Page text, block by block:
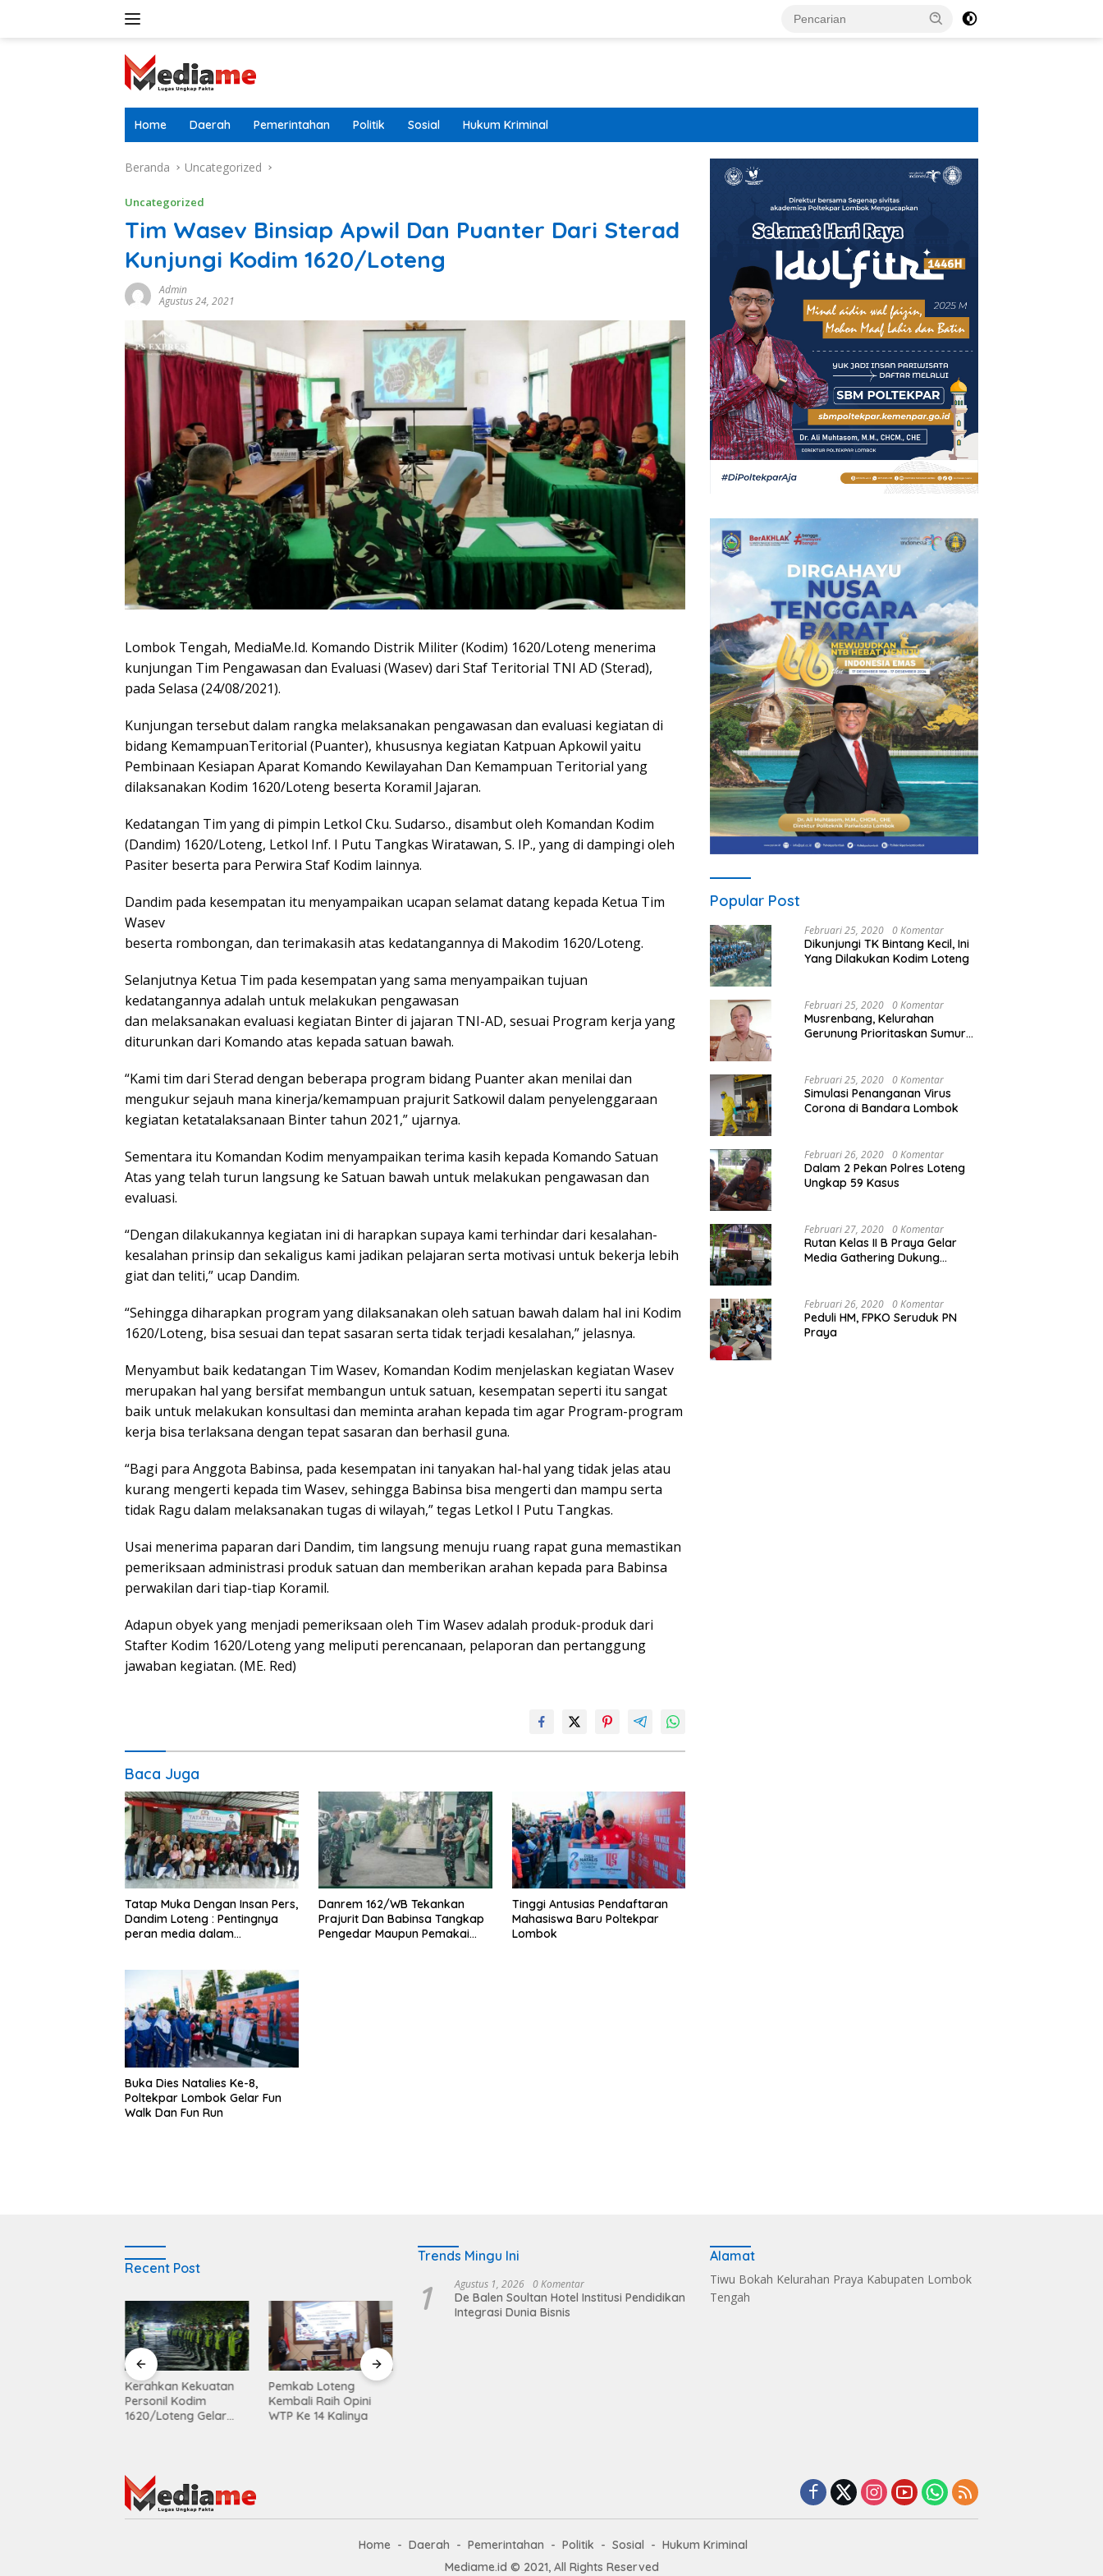
Home Daerah Pemerintahan Politik Sosial Hukum Kriminal
Beranda Uncategorized
Uncategorized
Tim Wasev Binsiap Apwil Dan Puanter Dari Sterad
Kunjungi Kodim 1620/Loteng
Admin
Agustus 24, 2021
Lombok Tengah, MediaMe.Id. Komando Distrik Militer (Kodim) 1620/Loteng menerima
kunjungan Tim Pengawasan dan Evaluasi (Wasev) dari Staf Teritorial TNI AD (Sterad),
pada Selasa (24/08/2021).
Kunjungan tersebut dalam rangka melaksanakan pengawasan dan evaluasi kegiatan di
bidang KemampuanTeritorial (Puanter), khususnya kegiatan Katpuan Apkowil yaitu
Pembinaan Kesiapan Aparat Komando Kewilayahan Dan Kemampuan Teritorial yang
dilaksanakan Kodim 1620/Loteng beserta Koramil Jajaran.
Kedatangan Tim yang di pimpin Letkol Cku. Sudarso., disambut oleh Komandan Kodim
(Dandim) 1620/Loteng, Letkol Inf. I Putu Tangkas Wiratawan, S. IP., yang di dampingi oleh
Pasiter beserta para Perwira Staf Kodim lainnya.
Dandim pada kesempatan itu menyampaikan ucapan selamat datang kepada Ketua Tim
Wasev
beserta rombongan, dan terimakasih atas kedatangannya di Makodim 1620/Loteng.
Selanjutnya Ketua Tim pada kesempatan yang sama menyampaikan tujuan
kedatangannya adalah untuk melakukan pengawasan
dan melaksanakan evaluasi kegiatan Binter di jajaran TNI-AD, sesuai Program kerja yang
diturunkan dari Komando atas kepada satuan bawah.
“Kami tim dari Sterad dengan beberapa program bidang Puanter akan menilai dan
mengukur sejauh mana kinerja/kemampuan prajurit Satkowil dalam penyelenggaraan
kegiatan ketatalaksanaan Binter tahun 2021,” ujarnya.
Sementara itu Komandan Kodim menyampaikan terima kasih kepada Komando Satuan
Atas yang telah turun langsung ke Satuan bawah untuk melakukan pengawasan dan
evaluasi.
“Dengan dilakukannya kegiatan ini di harapkan supaya kami terhindar dari kesalahan-
kesalahan prinsip dan sekaligus kami jadikan pelajaran serta motivasi untuk bekerja lebih
giat dan teliti,” ucap Dandim.
“Sehingga diharapkan program yang dilaksanakan oleh satuan bawah dalam hal ini Kodim
1620/Loteng, bisa sesuai dan tepat sasaran serta tidak terjadi kesalahan,” jelasnya.
Menyambut baik kedatangan Tim Wasev, Komandan Kodim menjelaskan kegiatan Wasev
merupakan hal yang bersifat membangun untuk satuan, kesempatan seperti itu sangat
baik untuk melakukan konsultasi dan meminta arahan kepada tim agar Program-program
kerja bisa terlaksana dengan tepat sasaran dan berhasil guna.
“Bagi para Anggota Babinsa, pada kesempatan ini tanyakan hal-hal yang tidak jelas atau
kurang mengerti kepada tim Wasev, sehingga Babinsa bisa mengerti dan mampu serta
tidak Ragu dalam melaksanakan tugas di wilayah,” tegas Letkol I Putu Tangkas.
Usai menerima paparan dari Dandim, tim langsung menuju ruang rapat guna memastikan
pemeriksaan administrasi produk satuan dan memberikan arahan kepada para Babinsa
perwakilan dari tiap-tiap Koramil.
Adapun obyek yang menjadi pemeriksaan oleh Tim Wasev adalah produk-produk dari
Stafter Kodim 1620/Loteng yang meliputi perencanaan, pelaporan dan pertanggung
jawaban kegiatan. (ME. Red)
Baca Juga
Tatap Muka Dengan Insan Pers,
Dandim Loteng : Pentingnya
peran media dalam
Danrem 162/WB Tekankan
Prajurit Dan Babinsa Tangkap
Pengedar Maupun Pemakai
Tinggi Antusias Pendaftaran
Mahasiswa Baru Poltekpar
Lombok
Buka Dies Natalies Ke-8,
Poltekpar Lombok Gelar Fun
Walk Dan Fun Run
Popular Post
Februari 25, 2020 0 Komentar
Dikunjungi TK Bintang Kecil, Ini
Yang Dilakukan Kodim Loteng
Februari 25, 2020 0 Komentar
Musrenbang, Kelurahan
Gerunung Prioritaskan Sumur
Februari 25, 2020 0 Komentar
Simulasi Penanganan Virus
Corona di Bandara Lombok
Februari 26, 2020 0 Komentar
Dalam 2 Pekan Polres Loteng
Ungkap 59 Kasus
Februari 27, 2020 0 Komentar
Rutan Kelas II B Praya Gelar
Media Gathering Dukung
Februari 26, 2020 0 Komentar
Peduli HM, FPKO Seruduk PN
Praya
Recent Post
Kerahkan Kekuatan
Personil Kodim
1620/Loteng Gelar
Pemkab Loteng
Kembali Raih Opini
WTP Ke 14 Kalinya
Trends Mingu Ini
1 Agustus 1, 2026 0 Komentar
De Balen Soultan Hotel Institusi Pendidikan
Integrasi Dunia Bisnis
Alamat
Tiwu Bokah Kelurahan Praya Kabupaten Lombok
Tengah
Home Daerah Pemerintahan Politik Sosial
Hukum Kriminal
Mediame.id © 2021, All Rights Reserved